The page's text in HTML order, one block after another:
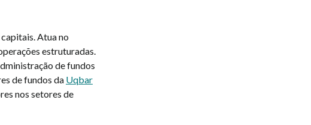
Atua no
estruturadas.
de fundos
de fundos da Uqbar
nos setores de